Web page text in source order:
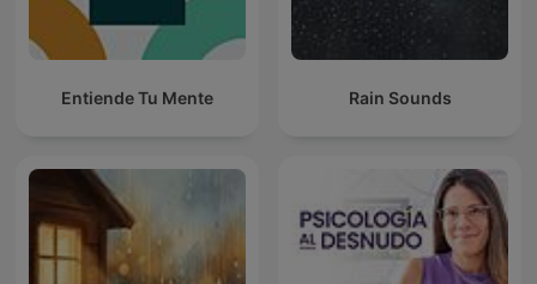
Entiende Tu Mente Rain Sounds